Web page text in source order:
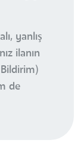
yanlış
ilanın
de